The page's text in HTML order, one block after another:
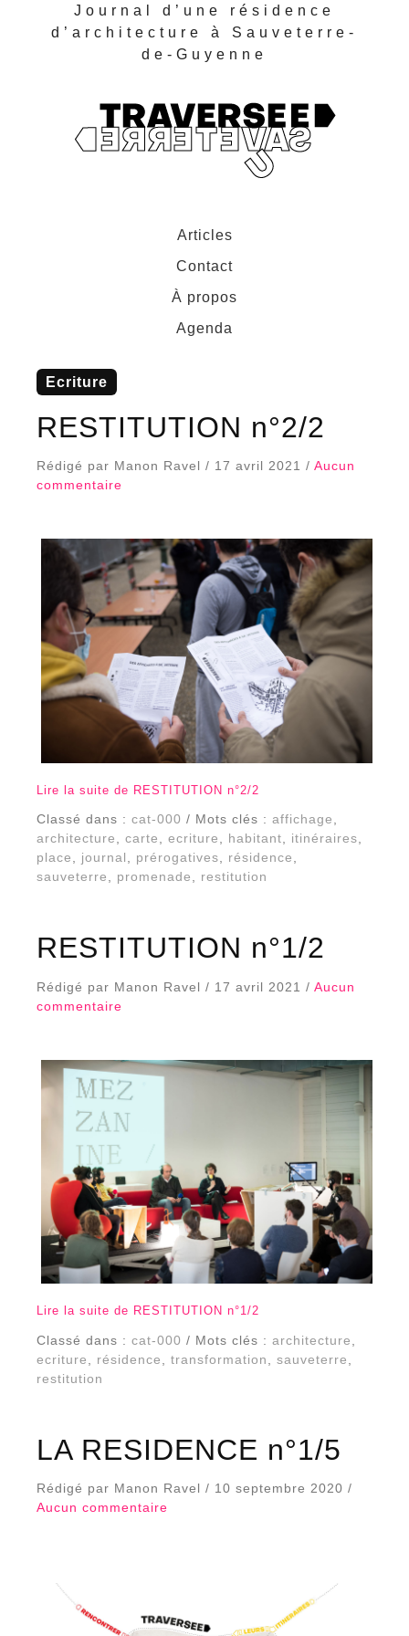
Journal d’une résidence
d’architecture à Sauveterre-
de-Guyenne
Articles
Contact
À propos
Agenda
ecriture
RESTITUTION n°2/2
Rédigé par Manon Ravel / 17 avril 2021 / Aucun
commentaire
Lire la suite de RESTITUTION n°2/2
Classé dans : cat-000 / Mots clés : affichage,
architecture, carte, ecriture, habitant, itinéraires,
place, journal, prérogatives, résidence,
sauveterre, promenade, restitution
RESTITUTION n°1/2
Rédigé par Manon Ravel / 17 avril 2021 / Aucun
commentaire
Lire la suite de RESTITUTION n°1/2
Classé dans : cat-000 / Mots clés : architecture
ecriture
résidence transformation sauveterre
restitution
LA RESIDENCE n°1/5
Rédigé par Manon Ravel / 10 septembre 2020 /
Aucun commentaire